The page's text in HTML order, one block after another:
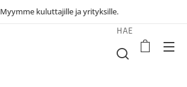
Myymme kuluttajille ja yrityksille.
HAE